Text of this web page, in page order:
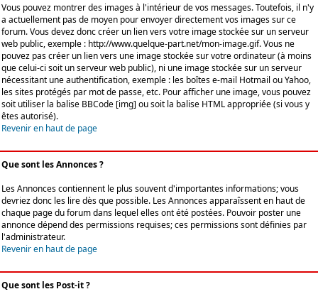
Vous pouvez montrer des images à l'intérieur de vos messages. Toutefois, il n'y
a actuellement pas de moyen pour envoyer directement vos images sur ce
forum. Vous devez donc créer un lien vers votre image stockée sur un serveur
web public, exemple : http://www.quelque-part.net/mon-image.gif. Vous ne
pouvez pas créer un lien vers une image stockée sur votre ordinateur (à moins
que celui-ci soit un serveur web public), ni une image stockée sur un serveur
nécessitant une authentification, exemple : les boîtes e-mail Hotmail ou Yahoo,
les sites protégés par mot de passe, etc. Pour afficher une image, vous pouvez
soit utiliser la balise BBCode [img] ou soit la balise HTML appropriée (si vous y
êtes autorisé).
Revenir en haut de page
Que sont les Annonces ?
Les Annonces contiennent le plus souvent d'importantes informations; vous
devriez donc les lire dès que possible. Les Annonces apparaîssent en haut de
chaque page du forum dans lequel elles ont été postées. Pouvoir poster une
annonce dépend des permissions requises; ces permissions sont définies par
l'administrateur.
Revenir en haut de page
Que sont les Post-it ?